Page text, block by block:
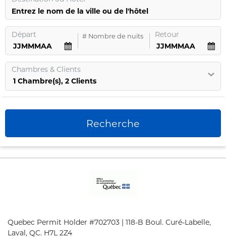
Entrez le nom de la ville ou de l'hôtel
Départ # Nombre de nuits Retour
Chambres& Clients
1 Chambre(s), 2 Clients
Recherche
Quebec Permit Holder #702703 | 118-B Boul. Curé-Labelle,
Laval, QC. H7L 2Z4